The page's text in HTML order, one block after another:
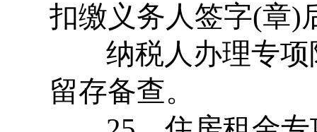
扣缴义务人签字(章)
纳税人办理专项
留存备查。